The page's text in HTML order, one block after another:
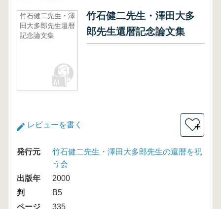
竹石健二先生・澤
田大多郎先生還暦
記念論文集
竹石健二先生・澤田大多
郎先生還暦記念論文集
レビューを書く ＋
発行元
竹石健二先生・澤田大多郎先生の還暦を祝
う会
出版年
2000
判
B5
ページ
335